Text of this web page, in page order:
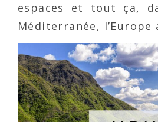
espaces et tout ça,
Méditerranée,